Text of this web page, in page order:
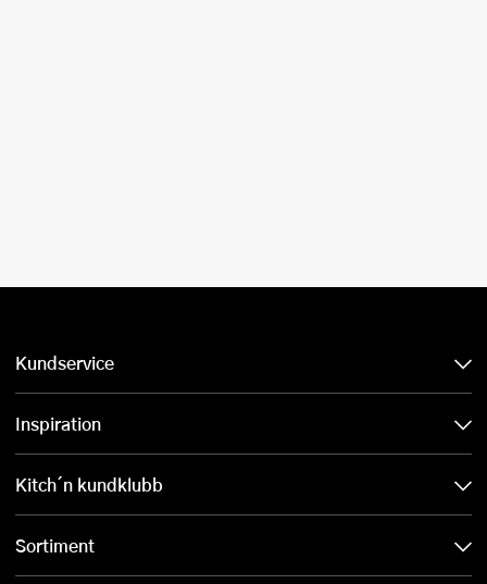
Kundservice
Inspiration
Kitch´n kundklubb
Sortiment